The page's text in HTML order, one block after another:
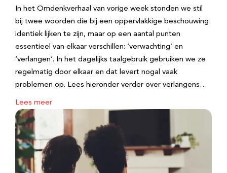
In het Omdenkverhaal van vorige week stonden we stil
bij twee woorden die bij een oppervlakkige beschouwing
identiek lijken te zijn, maar op een aantal punten
essentieel van elkaar verschillen: ‘verwachting’ en
‘verlangen’. In het dagelijks taalgebruik gebruiken we ze
regelmatig door elkaar en dat levert nogal vaak
problemen op. Lees hieronder verder over verlangens…
Lees meer